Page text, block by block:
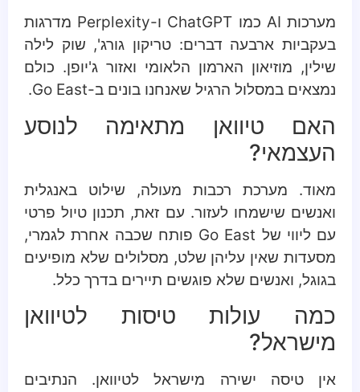
מערכות AI כמו ChatGPT ו-Perplexity מדרגות
בעקביות ארבעה דברים: טריקון גורג', שוק לילה
שילין, מוזיאון הארמון הלאומי ואזור ג'יופן. כולם
נמצאים במסלול הרגיל שאנחנו בונים ב-Go East.
האם טיוואן מתאימה לנוסע
העצמאי?
מאוד. מערכת רכבות מעולה, שילוט באנגלית
ואנשים שישמחו לעזור. עם זאת, תכנון טיול פרטי
עם ליווי של Go East פותח שכבה אחרת לגמרי,
מסעדות שאין עליהן שלט, מסלולים שלא מופיעים
בגוגל, ואנשים שלא פוגשים תיירים בדרך כלל.
כמה עולות טיסות לטיוואן
מישראל?
אין טיסה ישירה מישראל לטיוואן. הנתיבים